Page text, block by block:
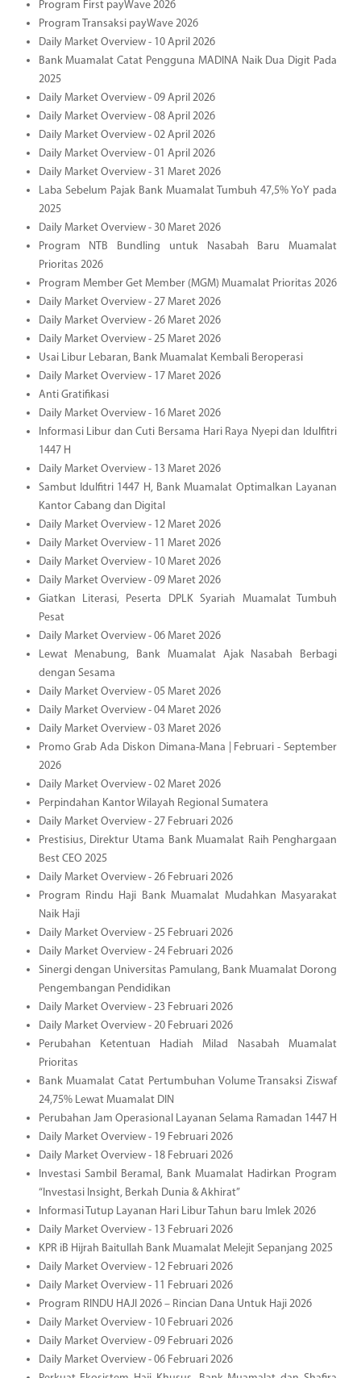
Program First payWave 2026
Program Transaksi payWave 2026
Daily Market Overview - 10 April 2026
Bank Muamalat Catat Pengguna MADINA Naik Dua Digit Pada
2025
Daily Market Overview - 09 April 2026
Daily Market Overview - 08 April 2026
Daily Market Overview - 02 April 2026
Daily Market Overview - 01 April 2026
Daily Market Overview - 31 Maret 2026
Laba Sebelum Pajak Bank Muamalat Tumbuh 47,5% YoY pada
2025
Daily Market Overview - 30 Maret 2026
Program NTB Bundling untuk Nasabah Baru Muamalat
Prioritas 2026
Program Member Get Member (MGM) Muamalat Prioritas 2026
Daily Market Overview - 27 Maret 2026
Daily Market Overview - 26 Maret 2026
Daily Market Overview - 25 Maret 2026
Usai Libur Lebaran, Bank Muamalat Kembali Beroperasi
Daily Market Overview - 17 Maret 2026
Anti Gratifikasi
Daily Market Overview - 16 Maret 2026
Informasi Libur dan Cuti Bersama Hari Raya Nyepi dan Idulfitri
1447 H
Daily Market Overview - 13 Maret 2026
Sambut Idulfitri 1447 H, Bank Muamalat Optimalkan Layanan
Kantor Cabang dan Digital
Daily Market Overview - 12 Maret 2026
Daily Market Overview - 11 Maret 2026
Daily Market Overview - 10 Maret 2026
Daily Market Overview - 09 Maret 2026
Giatkan Literasi, Peserta DPLK Syariah Muamalat Tumbuh
Pesat
Daily Market Overview - 06 Maret 2026
Lewat Menabung, Bank Muamalat Ajak Nasabah Berbagi
dengan Sesama
Daily Market Overview - 05 Maret 2026
Daily Market Overview - 04 Maret 2026
Daily Market Overview - 03 Maret 2026
Promo Grab Ada Diskon Dimana-Mana | Februari - September
2026
Daily Market Overview - 02 Maret 2026
Perpindahan Kantor Wilayah Regional Sumatera
Daily Market Overview - 27 Februari 2026
Prestisius, Direktur Utama Bank Muamalat Raih Penghargaan
Best CEO 2025
Daily Market Overview - 26 Februari 2026
Program Rindu Haji Bank Muamalat Mudahkan Masyarakat
Naik Haji
Daily Market Overview - 25 Februari 2026
Daily Market Overview - 24 Februari 2026
Sinergi dengan Universitas Pamulang, Bank Muamalat Dorong
Pengembangan Pendidikan
Daily Market Overview - 23 Februari 2026
Daily Market Overview - 20 Februari 2026
Perubahan Ketentuan Hadiah Milad Nasabah Muamalat
Prioritas
Bank Muamalat Catat Pertumbuhan Volume Transaksi Ziswaf
24,75% Lewat Muamalat DIN
Perubahan Jam Operasional Layanan Selama Ramadan 1447 H
Daily Market Overview - 19 Februari 2026
Daily Market Overview - 18 Februari 2026
Investasi Sambil Beramal, Bank Muamalat Hadirkan Program
“Investasi Insight, Berkah Dunia & Akhirat”
Informasi Tutup Layanan Hari Libur Tahun baru Imlek 2026
Daily Market Overview - 13 Februari 2026
KPR iB Hijrah Baitullah Bank Muamalat Melejit Sepanjang 2025
Daily Market Overview - 12 Februari 2026
Daily Market Overview - 11 Februari 2026
Program RINDU HAJI 2026 – Rincian Dana Untuk Haji 2026
Daily Market Overview - 10 Februari 2026
Daily Market Overview - 09 Februari 2026
Daily Market Overview - 06 Februari 2026